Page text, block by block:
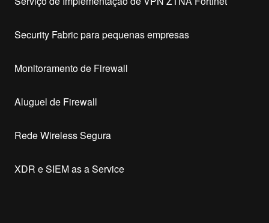
Security Fabric para pequenas empresas
Monitoramento de Firewall
Aluguel de Firewall
Rede Wireless Segura
XDR e SIEM as a Service